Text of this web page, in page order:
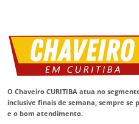
O Chaveiro CURITIBA atua no
inclusive finais de semana, sempre
e o bom atendimento.